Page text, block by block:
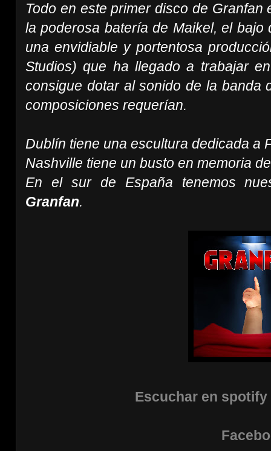
Todo en este primer disco de
la poderosa batería de Maikel, el
una envidiable y portentosa
Studios) que ha llegado a trabajar
consigue dotar al sonido de la banda
composiciones requerían.
Dublín tiene una escultura dedicada a
Nashville tiene un busto en memoria
En el sur de España tenemos
Granfan.
Escuchar en